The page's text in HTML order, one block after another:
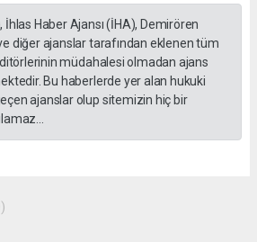
İhlas Haber Ajansı (İHA), Demirören
diğer ajanslar tarafından eklenen tüm
müdahalesi olmadan ajans
Bu haberlerde yer alan hukuki
ajanslar olup sitemizin hiç bir